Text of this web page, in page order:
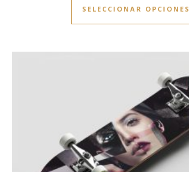
SELECCIONAR OPCIONES